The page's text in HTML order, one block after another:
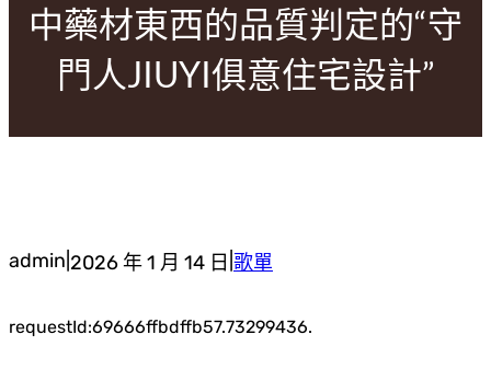
中藥材東西的品質判定的“守
門人JIUYI俱意住宅設計”
admin 2026 年 1 月 14 日 歌單
requestId:69666ffbdffb57.73299436.